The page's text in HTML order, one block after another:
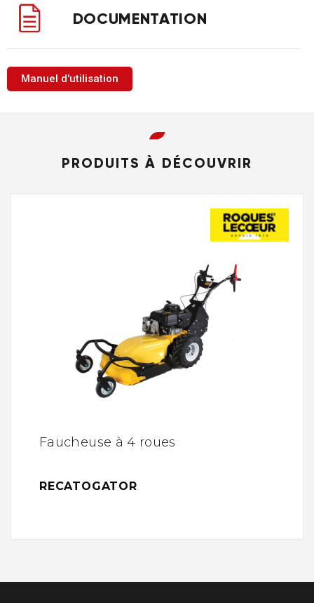
DOCUMENTATION
Manuel d'utilisation
PRODUITS À DÉCOUVRIR
Faucheuse à 4 roues
RECATOGATOR